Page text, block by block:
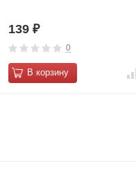
139 ₽
0
В корзину